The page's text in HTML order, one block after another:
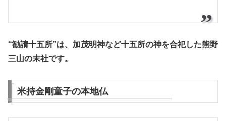
“勧請十五所”は、加茂明神など十五所の神を合祀した熊野
三山の末社です。
米持金剛童子の本地仏